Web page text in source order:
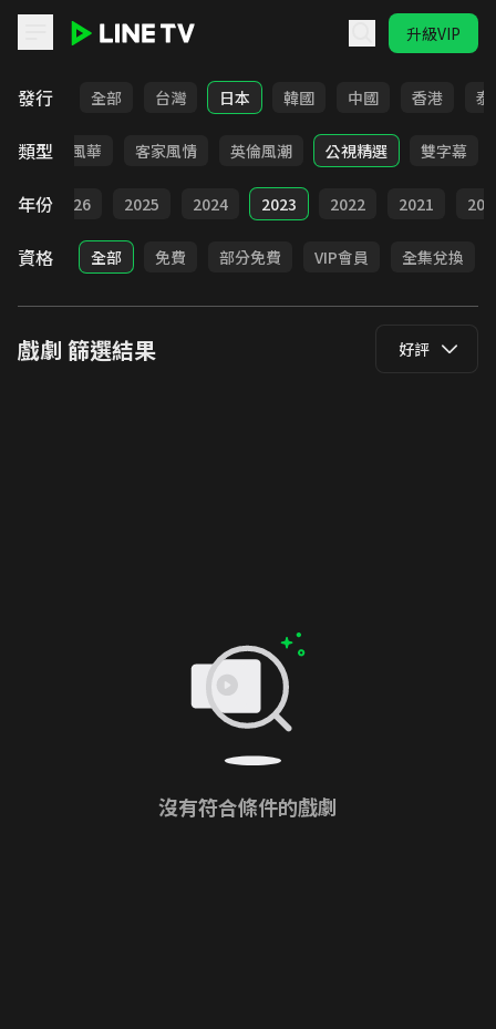
升級VIP
發行 全部 台灣 日本 韓國 中國 香港 泰
類型台語風華 客家風情 英倫風潮 公視精選 雙字幕
年份
部 2026 2025 2024 2023 2022 2021
資格 全部 免費 部分免費 VIP會員 全集兌換
戲劇 篩選結果 好評
沒有符合條件的戲劇